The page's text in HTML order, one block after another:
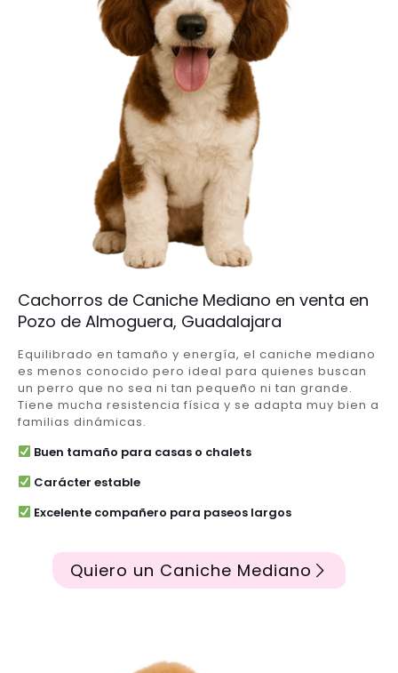
Cachorros de Caniche Mediano en venta en
Pozo de Almoguera, Guadalajara
Equilibrado en tamaño y energía, el caniche mediano
es menos conocido pero ideal para quienes buscan
un perro que no sea ni tan pequeño ni tan grande.
Tiene mucha resistencia física y se adapta muy bien a
familias dinámicas.
Buen tamaño para casas o chalets
Carácter estable
Excelente compañero para paseos largos
Quiero un Caniche Mediano